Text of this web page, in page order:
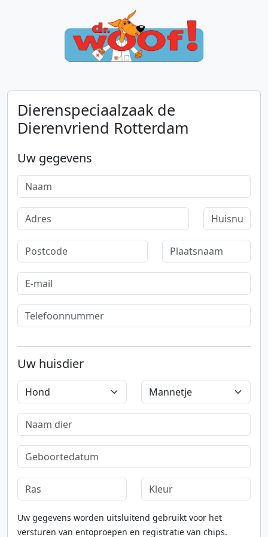
Dierenspeciaalzaak de
Dierenvriend Rotterdam
Uw gegevens
Uw huisdier
Uw gegevens worden uitsluitend gebruikt voor het
versturen van entoproepen en registratie van chips.